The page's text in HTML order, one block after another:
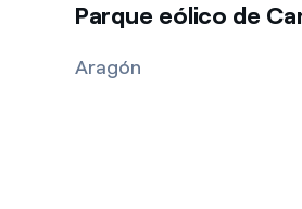
Parque eólico de
Aragón